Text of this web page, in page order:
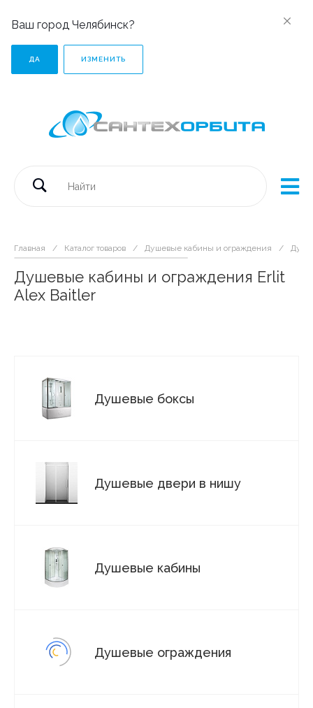
Ваш город Челябинск?
ДА ИЗМЕНИТЬ
Главная / Каталог товаров / Душевые кабины и ограждения /
Душевые кабины и ограждения Erlit
Alex Baitler
Душевые боксы
Душевые двери в нишу
Душевые кабины
Душевые ограждения